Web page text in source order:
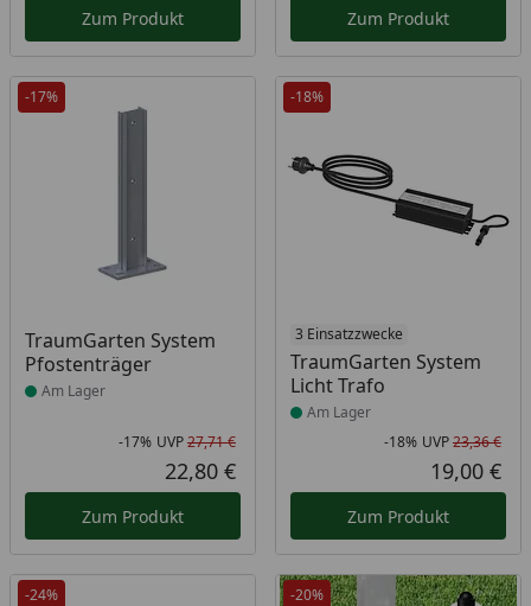
Zum Produkt Zum Produkt
-17%
TraumGarten System
Pfostenträger
Produkt am Lager
Am Lager
Rabatt in Prozent
-17%
Ursprünglicher Preis
UVP27,71 €
Aktueller Preis
22,80 €
Zum Produkt
-18%
3 Einsatzzwecke
TraumGarten System
Licht Trafo
Produkt am Lager
Am Lager
-18% UVP23,36 €
19,00 €
Zum Produkt
-24% -20%